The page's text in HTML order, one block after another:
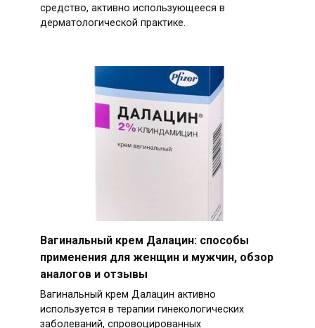
средство, активно использующееся в
дерматологической практике.
Вагинальный крем Далацин: способы
применения для женщин и мужчин, обзор
аналогов и отзывы
Вагинальный крем Далацин активно
используется в терапии гинекологических
заболеваний, спровоцированных